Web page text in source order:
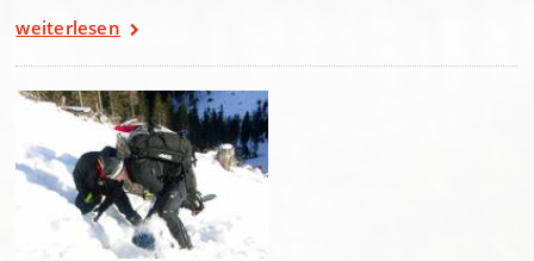
weiterlesen